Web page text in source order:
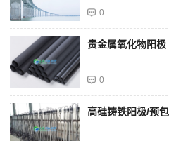
0
贵金属氧化物阳极
0
高硅铸铁阳极/预